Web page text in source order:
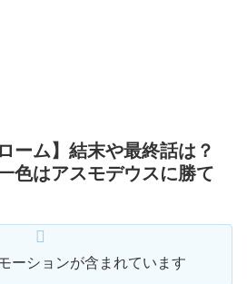
ーム】結末や最終話は？
色はアスモデウスに勝て
ーションが含まれています